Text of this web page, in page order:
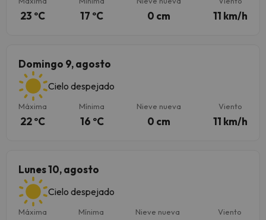
23 ºC 17 ºC 0 cm 11 km/h
Domingo 9, agosto
Cielo despejado
Máxima
22 ºC
Mínima
16 ºC
Nieve nueva
0 cm
Viento
11 km/h
Lunes 10, agosto
Cielo despejado
Máxima Mínima Nieve nueva Viento